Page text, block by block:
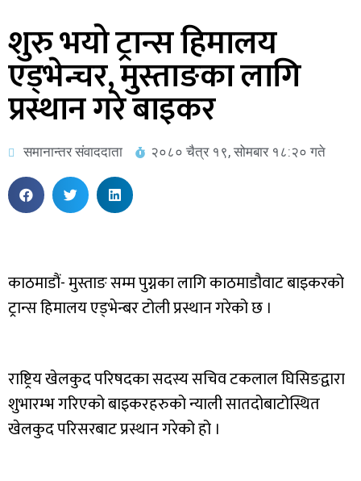
शुरु भयो ट्रान्स हिमालय
एड्भेन्चर, मुस्ताङका लागि
प्रस्थान गरे बाइकर
समानान्तर संवाददाता २०८० चैत्र १९, सोमबार १८:२० गते
काठमाडौं- मुस्ताङ सम्म पुग्नका लागि काठमाडौवाट बाइकरको
ट्रान्स हिमालय एड्भेन्बर टोली प्रस्थान गरेको छ ।
राष्ट्रिय खेलकुद परिषदका सदस्य सचिव टकलाल घिसिङद्वारा
शुभारम्भ गरिएको बाइकरहरुको न्याली सातदोबाटोस्थित
खेलकुद परिसरबाट प्रस्थान गरेको हो ।